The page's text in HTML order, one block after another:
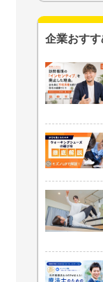
企業おす